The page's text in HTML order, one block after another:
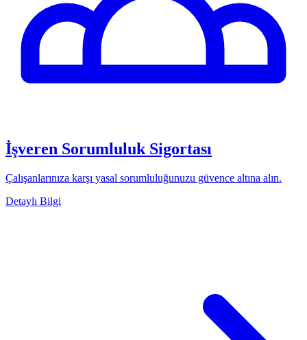
İşveren Sorumluluk Sigortası
Çalışanlarınıza karşı yasal sorumluluğunuzu güvence altına alın.
Detaylı Bilgi